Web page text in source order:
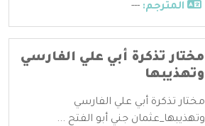
المترجم: ---
مختار تذكرة أبي علي الفارسي
وتهذيبها
مختار تذكرة أبي علي الفارسي
وتهذيبها_عثمان جني أبو الفتح ...